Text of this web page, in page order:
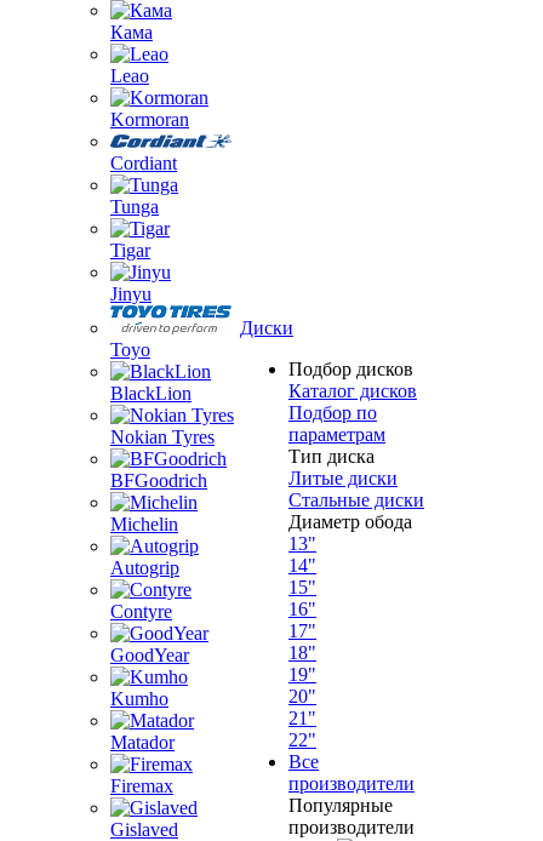
Кама
Leao
Kormoran
Cordiant
Tunga
Tigar
Jinyu
Toyo
BlackLion
Nokian Tyres
BFGoodrich
Michelin
Autogrip
Contyre
GoodYear
Kumho
Matador
Firemax
Gislaved
Диски
Подбор дисков
Каталог дисков
Подбор по
параметрам
Тип диска
Литые диски
Стальные диски
Диаметр обода
13"
14"
15"
16"
17"
18"
19"
20"
21"
22"
Все
производители
Популярные
производители